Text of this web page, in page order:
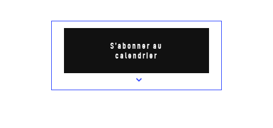
s
v
è
S’abonner au
calendrier